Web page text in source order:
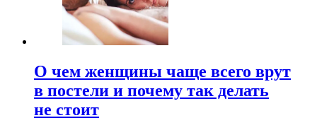
О чем женщины чаще всего врут
в постели и почему так делать
не стоит